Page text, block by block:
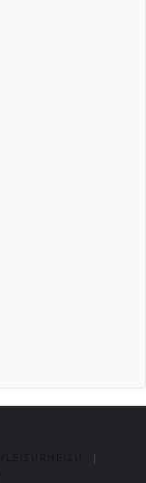
YLEISURHEILU
|